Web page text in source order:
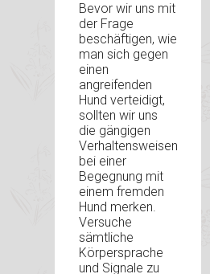
Bevor wir uns mit
der Frage
beschäftigen, wie
man sich gegen
einen
angreifenden
Hund verteidigt,
sollten wir uns
die gängigen
Verhaltensweisen
bei einer
Begegnung mit
einem fremden
Hund merken.
Versuche
sämtliche
Körpersprache
und Signale zu